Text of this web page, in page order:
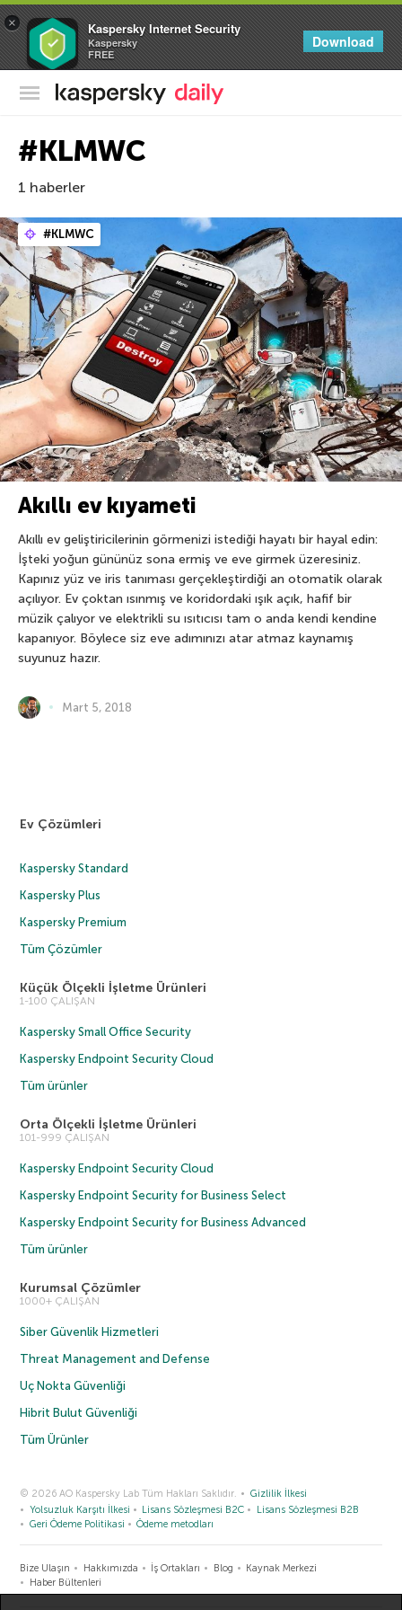
× Kaspersky Internet Security
Kaspersky
FREE
Download
Kaspersky Resmi Blogu
#KLMWC
1 haberler
#KLMWC
Akıllı ev kıyameti
Akıllı ev geliştiricilerinin görmenizi istediği hayatı bir hayal edin:
İşteki yoğun gününüz sona ermiş ve eve girmek üzeresiniz.
Kapınız yüz ve iris tanıması gerçekleştirdiği an otomatik olarak
açılıyor. Ev çoktan ısınmış ve koridordaki ışık açık, hafif bir
müzik çalıyor ve elektrikli su ısıtıcısı tam o anda kendi kendine
kapanıyor. Böylece siz eve adımınızı atar atmaz kaynamış
suyunuz hazır.
Mart 5, 2018
Ev Çözümleri
Kaspersky Standard
Kaspersky Plus
Kaspersky Premium
Tüm Çözümler
Küçük Ölçekli İşletme Ürünleri
1-100 ÇALIŞAN
Kaspersky Small Office Security
Kaspersky Endpoint Security Cloud
Tüm ürünler
Orta Ölçekli İşletme Ürünleri
101-999 ÇALIŞAN
Kaspersky Endpoint Security Cloud
Kaspersky Endpoint Security for Business Select
Kaspersky Endpoint Security for Business Advanced
Tüm ürünler
Kurumsal Çözümler
1000+ ÇALIŞAN
Siber Güvenlik Hizmetleri
Threat Management and Defense
Uç Nokta Güvenliği
Hibrit Bulut Güvenliği
Tüm Ürünler
© 2026 AO Kaspersky Lab Tüm Hakları Saklıdır.
Gizlilik İlkesi
Yolsuzluk Karşıtı İlkesi
Lisans Sözleşmesi B2C
Lisans Sözleşmesi B2B
Geri Ödeme Politikasi
Ödeme metodları
Bize Ulaşın Hakkımızda İş Ortakları Blog
Kaynak Merkezi
Haber Bültenleri